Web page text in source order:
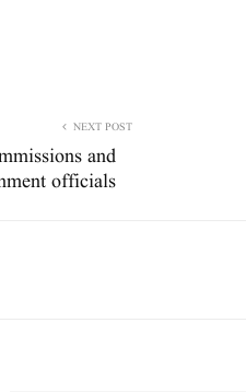
NEXT POST
and
officials